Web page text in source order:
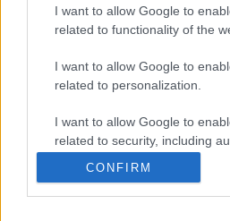
I want to allow Google to
related to functionality of the
I want to allow Google to
related to personalization.
I want to allow Google to
related to security, including
CONFIRM
Idén több mint
KIEMELT
Megérkezett az